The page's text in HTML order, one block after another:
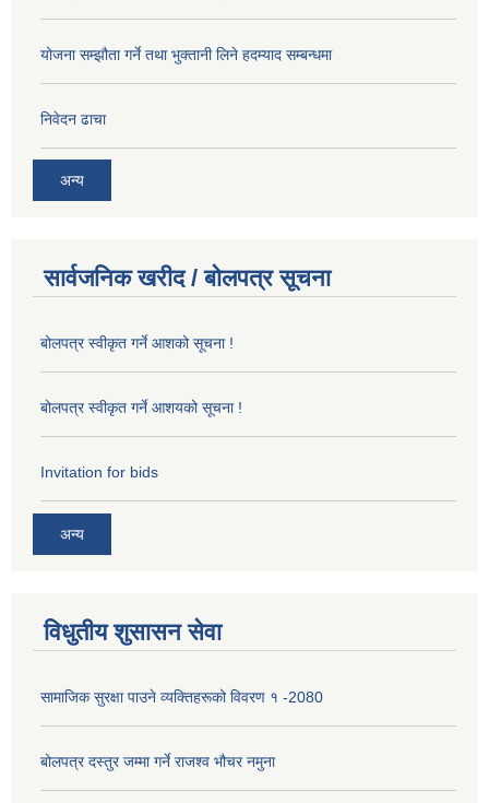
योजना सम्झौता गर्ने तथा भुक्तानी लिने हदम्याद सम्बन्धमा
निवेदन ढाचा
अन्य
सार्वजनिक खरीद / बोलपत्र सूचना
बोलपत्र स्वीकृत गर्ने आशको सूचना !
बोलपत्र स्वीकृत गर्ने आशयको सूचना !
Invitation for bids
अन्य
विधुतीय शुसासन सेवा
सामाजिक सुरक्षा पाउने व्यक्तिहरूको विवरण १ -2080
बोलपत्र दस्तुर जम्मा गर्ने राजश्व भौचर नमुना